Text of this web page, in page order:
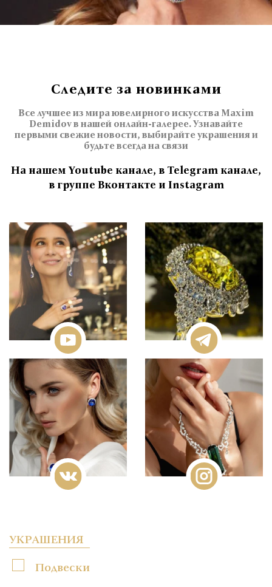
Следите за новинками
Все лучшее из мира ювелирного искусства Maxim
Demidov в нашей онлайн-галерее. Узнавайте
первыми свежие новости, выбирайте украшения и
будьте всегда на связи
На нашем Youtube канале, в Telegram канале,
в группе Вконтакте и Instagram
УКРАШЕНИЯ
Подвески